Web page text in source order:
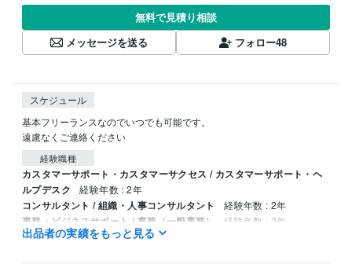
無料で見積り相談
メッセージを送る
フォロー48
スケジュール
基本フリーランスなのでいつでも可能です。
遠慮なくご連絡ください
経験職種
カスタマーサポート・カスタマーサクセス / カスタマーサポート・ヘ
ルプデスク
経験年数 : 2年
コンサルタント / 組織・人事コンサルタント 経験年数 : 2年
事務・ビジネスサポート / 事務（一般事務） 経験年数 : 2年
人事 / 新卒採用 経験年数 : 2年
出品者の実績をもっと見る